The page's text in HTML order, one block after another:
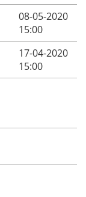
08-05-2020
15:00
17-04-2020
15:00